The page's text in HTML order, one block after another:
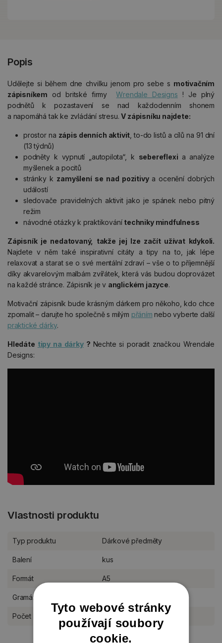
Popis
Udělejte si během dne chvilku jenom pro sebe s motivačním
zápisníkem od britské firmyWrendale Designs ! Je plný
podnětů k pozastavení se nad každodenním shonem
a napomáhá tak ke zvládání stresu.V zápisníku najdete:
prostor na zápis denních aktivit , to-do listů a cílů na 91 dní
(13 týdnů)
podněty k vypnutí „autopilota“, k sebereflexi a analýze
myšlenek a pocitů
stránky k zamyšlení se nad pozitivy a ocenění dobrých
událostí
sledovače pravidelných aktivit jako je spánek nebo pitný
režim
návodné otázky k praktikování techniky mindfulness
Zápisník je nedatovaný, takže jej lze začít užívat kdykoli.
Najdete v něm také inspirativní citáty a tipy na to, jak lépe
relaxovat a starat se o své mentální zdraví – vše o to příjemnější
díky akvarelovým malbám zvířátek, která vás budou doprovázet
na každé stránce. Zápisník je v anglickém jazyce.
Motivační zápisník bude krásným dárkem pro někoho, kdo chce
zpomalit – darujte ho společně s milým přáním nebo vyberte další
praktické dárky.
Hledáte tipy na dárky? Nechte si poradit značkou Wrendale
Designs:
Vlastnosti produktu
Typ produktu Dárkové předměty
Balení kus
Formát A5
Gramáž
Počet listů
Tyto webové stránky
používají soubory
cookie.